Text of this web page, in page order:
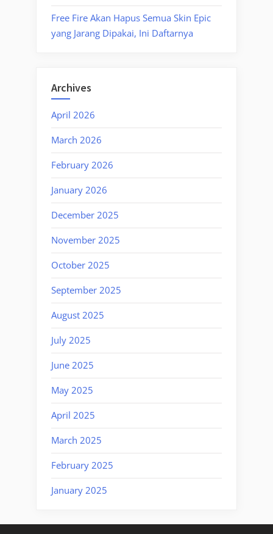
Free Fire Akan Hapus Semua Skin Epic
yang Jarang Dipakai, Ini Daftarnya
Archives
April 2026
March 2026
February 2026
January 2026
December 2025
November 2025
October 2025
September 2025
August 2025
July 2025
June 2025
May 2025
April 2025
March 2025
February 2025
January 2025